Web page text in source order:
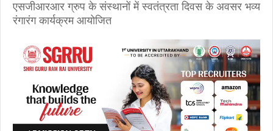
एसजीआरआर ग्रुप के संस्थानों में स्वतंत्रता दिवस के अवसर भव्य
रंगारंग कार्यक्रम आयोजित